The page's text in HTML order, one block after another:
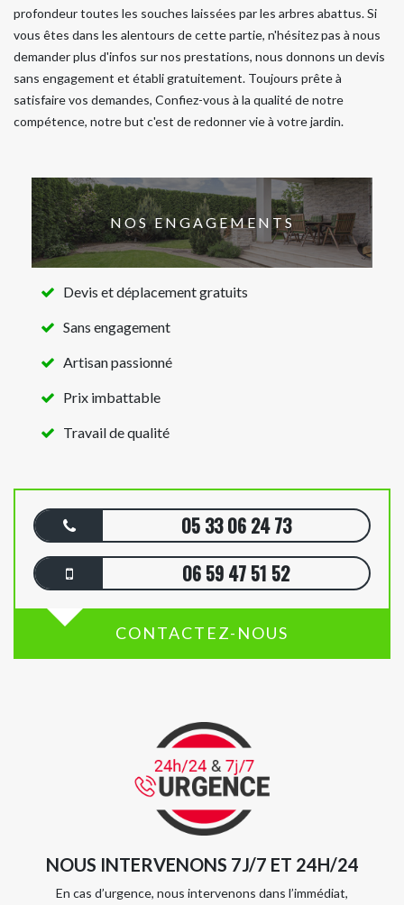
profondeur toutes les souches laissées par les arbres abattus. Si
vous êtes dans les alentours de cette partie, n'hésitez pas à nous
demander plus d'infos sur nos prestations, nous donnons un devis
sans engagement et établi gratuitement. Toujours prête à
satisfaire vos demandes, Confiez-vous à la qualité de notre
compétence, notre but c'est de redonner vie à votre jardin.
NOS ENGAGEMENTS
Devis et déplacement gratuits
Sans engagement
Artisan passionné
Prix imbattable
Travail de qualité
05 33 06 24 73
06 59 47 51 52
CONTACTEZ-NOUS
NOUS INTERVENONS 7J/7 ET 24H/24
En cas d’urgence, nous intervenons dans l’immédiat,